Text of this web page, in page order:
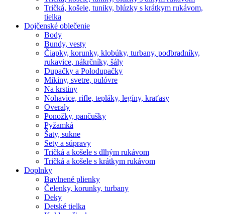
Tričká, košele, tuniky, blúzky s krátkym rukávom,
tielka
Dojčenské oblečenie
Body
Bundy, vesty
Čiapky, korunky, klobúky, turbany, podbradníky,
rukavice, nákrčníky, šály
Dupačky a Polodupačky
Mikiny, svetre, pulóvre
Na krstiny
Nohavice, rifle, tepláky, legíny, kraťasy
Overaly
Ponožky, pančušky
Pyžamká
Šaty, sukne
Sety a súpravy
Tričká a košele s dlhým rukávom
Tričká a košele s krátkym rukávom
Doplnky
Bavlnené plienky
Čelenky, korunky, turbany
Deky
Detské tielka